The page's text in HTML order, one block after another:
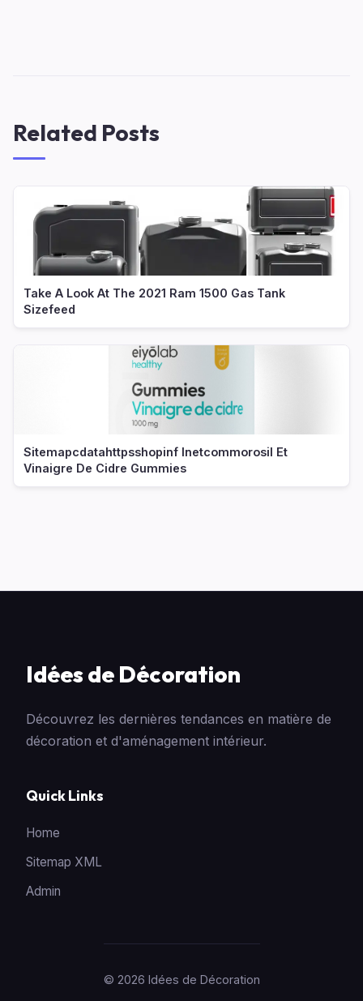
Related Posts
Take A Look At The 2021 Ram 1500 Gas Tank
Sizefeed
Sitemapcdatahttpsshopinf Inetcommorosil Et
Vinaigre De Cidre Gummies
Idées de Décoration
Découvrez les dernières tendances en matière de
décoration et d'aménagement intérieur.
Quick Links
Home
Sitemap XML
Admin
© 2026 Idées de Décoration